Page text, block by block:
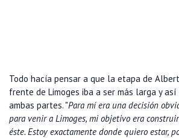
Todo hacía pensar a que la etapa de
frente de Limoges iba a ser más larga y
ambas partes. "Para mí era una decisión
para venir a Limoges, mi objetivo era
éste. Estoy exactamente donde quiero estar,